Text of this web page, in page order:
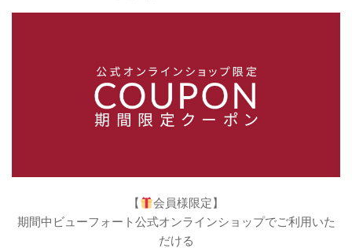
【
会員様限定】
期間中ビューフォート公式オンラインショップでご利用いた
だける